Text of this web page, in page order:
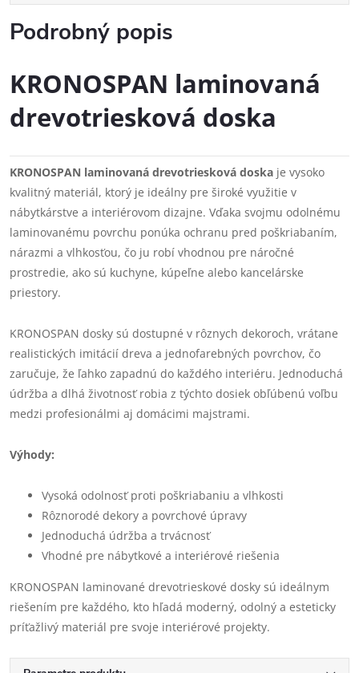
Podrobný popis
KRONOSPAN laminovaná
drevotriesková doska
KRONOSPAN laminovaná drevotriesková doska je vysoko
kvalitný materiál, ktorý je ideálny pre široké využitie v
nábytkárstve a interiérovom dizajne. Vďaka svojmu odolnému
laminovanému povrchu ponúka ochranu pred poškriabaním,
nárazmi a vlhkosťou, čo ju robí vhodnou pre náročné
prostredie, ako sú kuchyne, kúpeľne alebo kancelárske
priestory.
KRONOSPAN dosky sú dostupné v rôznych dekoroch, vrátane
realistických imitácií dreva a jednofarebných povrchov, čo
zaručuje, že ľahko zapadnú do každého interiéru. Jednoduchá
údržba a dlhá životnosť robia z týchto dosiek obľúbenú voľbu
medzi profesionálmi aj domácimi majstrami.
Výhody:
Vysoká odolnosť proti poškriabaniu a vlhkosti
Rôznorodé dekory a povrchové úpravy
Jednoduchá údržba a trvácnosť
Vhodné pre nábytkové a interiérové riešenia
KRONOSPAN laminované drevotrieskové dosky sú ideálnym
riešením pre každého, kto hľadá moderný, odolný a esteticky
príťažlivý materiál pre svoje interiérové projekty.